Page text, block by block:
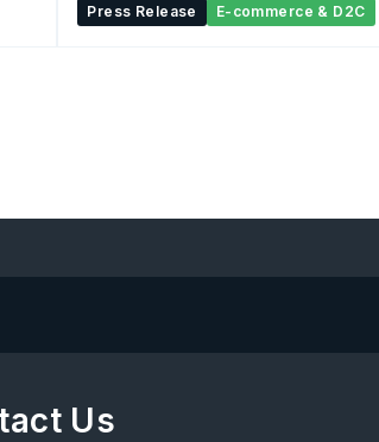
Press Release
E-commerce & D2C
Us